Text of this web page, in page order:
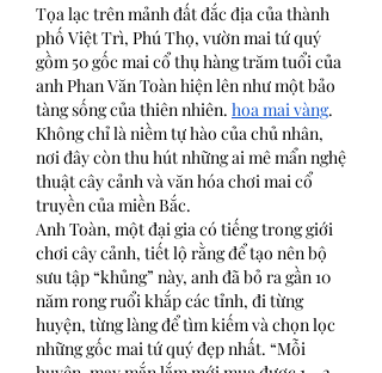
Tọa lạc trên mảnh đất đắc địa của thành
phố Việt Trì, Phú Thọ, vườn mai tứ quý
gồm 50 gốc mai cổ thụ hàng trăm tuổi của
anh Phan Văn Toàn hiện lên như một bảo
tàng sống của thiên nhiên. hoa mai vàng.
Không chỉ là niềm tự hào của chủ nhân,
nơi đây còn thu hút những ai mê mẩn nghệ
thuật cây cảnh và văn hóa chơi mai cổ
truyền của miền Bắc.
Anh Toàn, một đại gia có tiếng trong giới
chơi cây cảnh, tiết lộ rằng để tạo nên bộ
sưu tập “khủng” này, anh đã bỏ ra gần 10
năm rong ruổi khắp các tỉnh, đi từng
huyện, từng làng để tìm kiếm và chọn lọc
những gốc mai tứ quý đẹp nhất. “Mỗi